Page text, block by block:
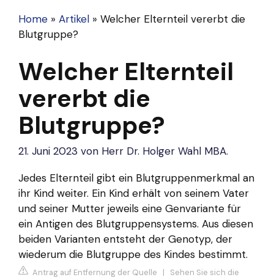
Home » Artikel » Welcher Elternteil vererbt die
Blutgruppe?
Welcher Elternteil
vererbt die
Blutgruppe?
21. Juni 2023 von Herr Dr. Holger Wahl MBA.
Jedes Elternteil gibt ein Blutgruppenmerkmal an
ihr Kind weiter. Ein Kind erhält von seinem Vater
und seiner Mutter jeweils eine Genvariante für
ein Antigen des Blutgruppensystems. Aus diesen
beiden Varianten entsteht der Genotyp, der
wiederum die Blutgruppe des Kindes bestimmt.
Antrag auf Entfernung der Quelle | Sehen Sie sich die